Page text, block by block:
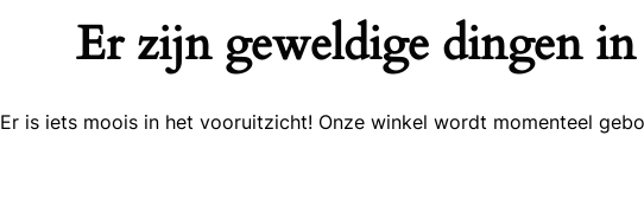
Er zijn geweldige dingen
Er is iets moois in het vooruitzicht! Onze winkel wordt momenteel